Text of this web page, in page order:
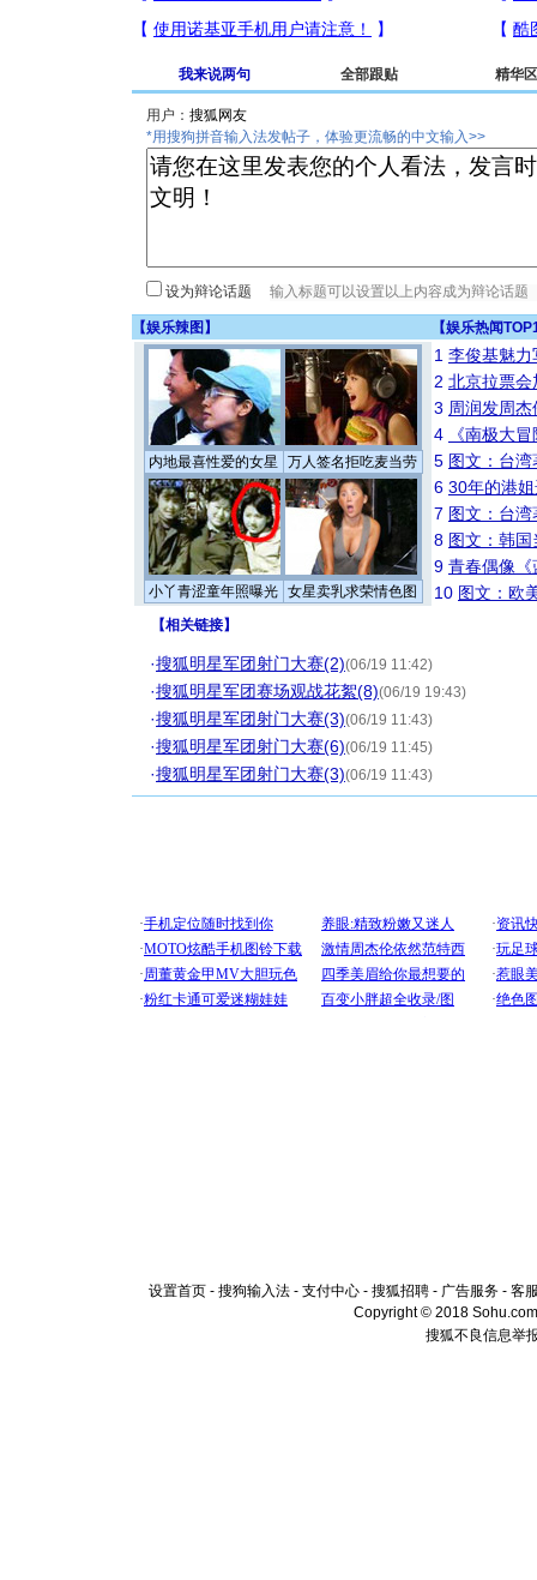
我来说两句 全部跟贴 精华区
用户：
*用搜狗拼音输入法发帖子，体验更流畅的中文输入>>
设为辩论话题
【娱乐辣图 】 【娱乐热闻
内地最喜性爱的女星 万人签名拒吃麦当劳
小丫青涩童年照曝光 女星卖乳求荣情色图
1 李俊基魅力
2 北京拉票
3 周润发周
4
《南极大
5 图文：台
6 30年的港
7 图文：台
8 图文：韩
9 青春偶像《
10 图文：欧
【相关链接】
·搜狐明星军团射门大赛(2)(06/19 11:42)
·搜狐明星军团赛场观战花絮(8)(06/19 19:43)
·搜狐明星军团射门大赛(3)(06/19 11:43)
·搜狐明星军团射门大赛(6)(06/19 11:45)
·搜狐明星军团射门大赛(3)(06/19 11:43)
设置首页 - 搜狗输入法 - 支付中心 - 搜狐招聘 - 广告服务 - 客
Copyright © 2018
搜狐不良信息举